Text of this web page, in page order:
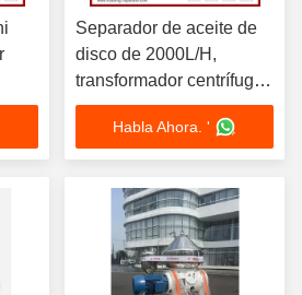
de
Separador de aceite de
disco de 2000L/H,
transformador centrífugo,
purificación de aceite,
Motor de 4kW,
deshidratación al vacío
de 380V, diseño de
carrito móvil
Habla Ahora. '